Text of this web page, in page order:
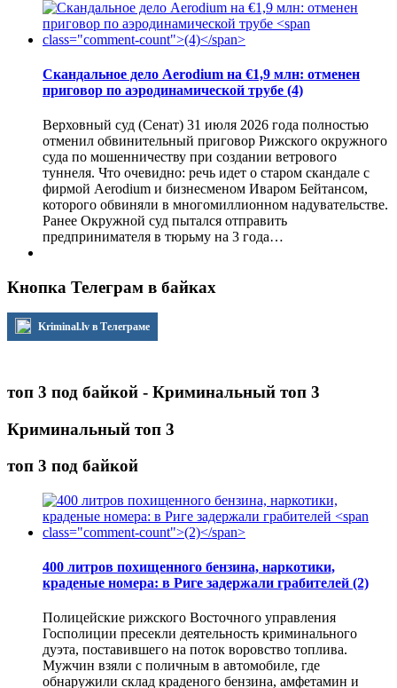
Скандальное дело Aerodium на €1,9 млн: отменен
приговор по аэродинамической трубе (4)
Верховный суд (Сенат) 31 июля 2026 года полностью
отменил обвинительный приговор Рижского окружного
суда по мошенничеству при создании ветрового
туннеля. Что очевидно: речь идет о старом скандале с
фирмой Aerodium и бизнесменом Иваром Бейтансом,
которого обвиняли в многомиллионном надувательстве.
Ранее Окружной суд пытался отправить
предпринимателя в тюрьму на 3 года…
Кнопка Телеграм в байках
Kriminal.lv в Телеграме
топ 3 под байкой - Криминальный топ 3
Криминальный топ 3
топ 3 под байкой
400 литров похищенного бензина, наркотики,
краденые номера: в Риге задержали грабителей (2)
Полицейские рижского Восточного управления
Госполиции пресекли деятельность криминального
дуэта, поставившего на поток воровство топлива.
Мужчин взяли с поличным в автомобиле, где
обнаружили склад краденого бензина, амфетамин и